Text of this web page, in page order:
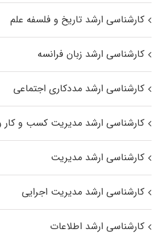
کارشناسی ارشد تاریخ و فلسفه علم
کارشناسی ارشد زبان فرانسه
کارشناسی ارشد مددکاری اجتماعی
کارشناسی ارشد مدیریت کسب و کار
کارشناسی ارشد مدیریت
کارشناسی ارشد مدیریت اجرایی
کارشناسی ارشد اطلاعات